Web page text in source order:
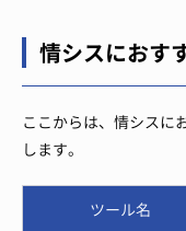
情シスにおす
ここからは、情シスに
します。
ツール名